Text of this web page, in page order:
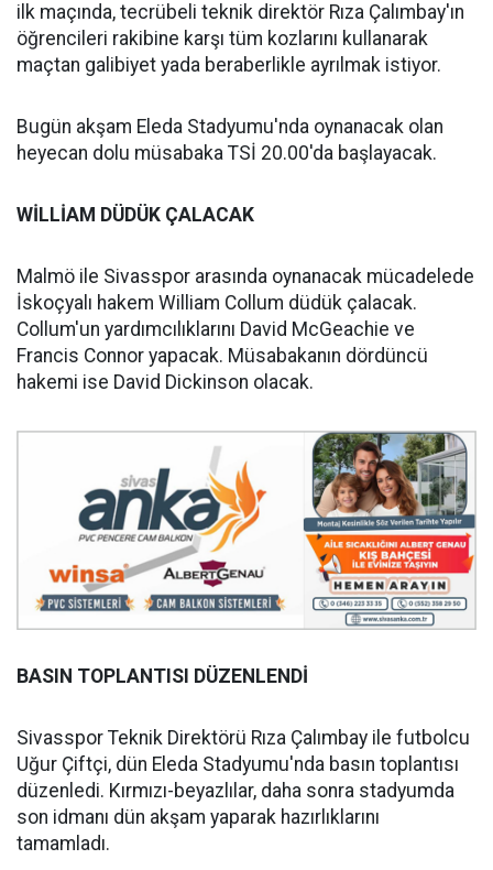
ilk maçında, tecrübeli teknik direktör Rıza Çalımbay'ın
öğrencileri rakibine karşı tüm kozlarını kullanarak
maçtan galibiyet yada beraberlikle ayrılmak istiyor.
Bugün akşam Eleda Stadyumu'nda oynanacak olan
heyecan dolu müsabaka TSİ 20.00'da başlayacak.
WİLLİAM DÜDÜK ÇALACAK
Malmö ile Sivasspor arasında oynanacak mücadelede
İskoçyalı hakem William Collum düdük çalacak.
Collum'un yardımcılıklarını David McGeachie ve
Francis Connor yapacak. Müsabakanın dördüncü
hakemi ise David Dickinson olacak.
BASIN TOPLANTISI DÜZENLENDİ
Sivasspor Teknik Direktörü Rıza Çalımbay ile futbolcu
Uğur Çiftçi, dün Eleda Stadyumu'nda basın toplantısı
düzenledi. Kırmızı-beyazlılar, daha sonra stadyumda
son idmanı dün akşam yaparak hazırlıklarını
tamamladı.